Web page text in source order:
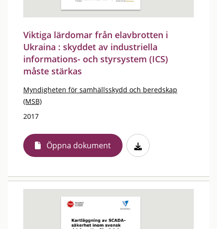
Viktiga lärdomar från elavbrotten i
Ukraina : skyddet av industriella
informations- och styrsystem (ICS)
måste stärkas
Myndigheten för samhällsskydd och beredskap
(MSB)
2017
Öppna dokument